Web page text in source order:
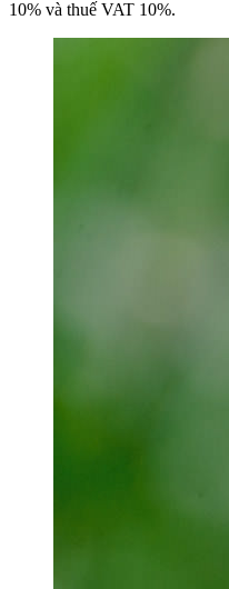
10% và thuế VAT 10%.